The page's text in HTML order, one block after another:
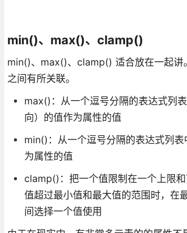
min()、max()、clamp()
min()、max()、clamp() 适合放在一起讲
之间有所关联。
max()：从一个逗号分隔的表达式列
向）的值作为属性的值
min()：从一个逗号分隔的表达式列
为属性的值
clamp()：把一个值限制在一个上限
值超过最小值和最大值的范围时，在
间选择一个值使用